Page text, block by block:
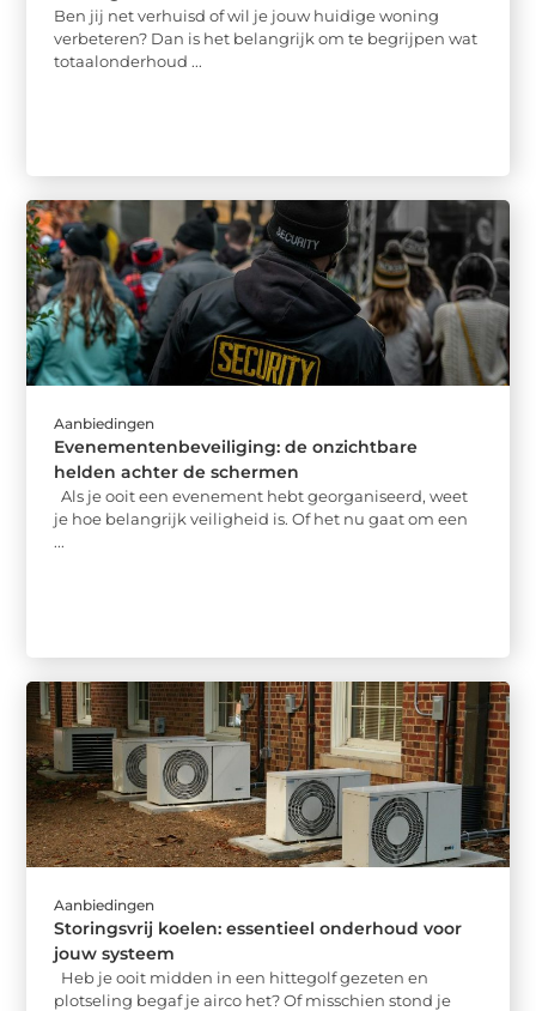
Ben jij net verhuisd of wil je jouw huidige woning
verbeteren? Dan is het belangrijk om te begrijpen wat
totaalonderhoud ...
Aanbiedingen
Evenementenbeveiliging: de onzichtbare
helden achter de schermen
Als je ooit een evenement hebt georganiseerd, weet
je hoe belangrijk veiligheid is. Of het nu gaat om een
...
Aanbiedingen
Storingsvrij koelen: essentieel onderhoud voor
jouw systeem
Heb je ooit midden in een hittegolf gezeten en
plotseling begaf je airco het? Of misschien stond je